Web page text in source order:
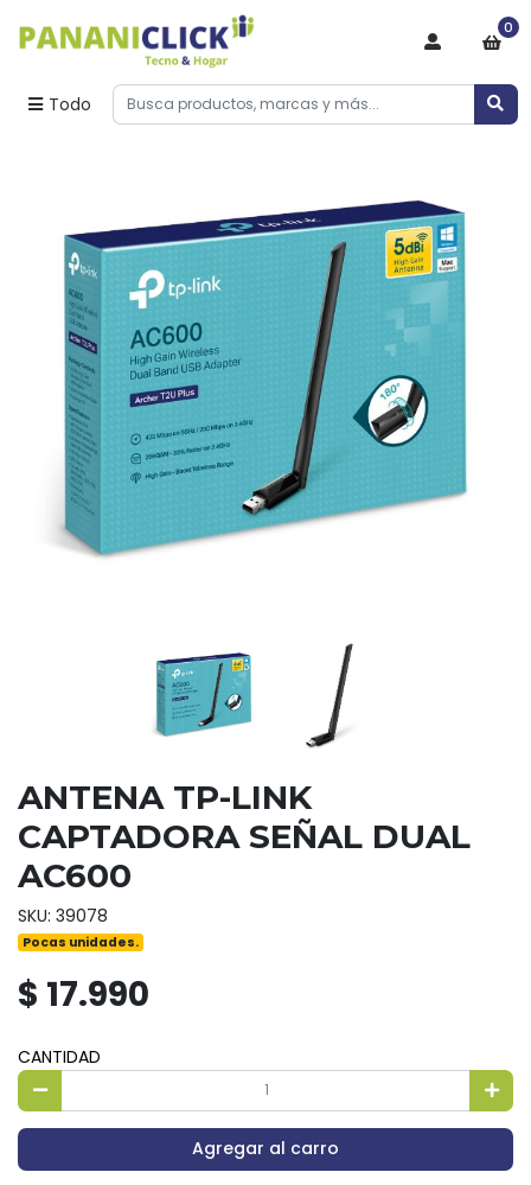
Todo
0
ANTENA TP-LINK
CAPTADORA SEÑAL DUAL
AC600
SKU: 39078
Pocas unidades.
$ 17.990
CANTIDAD
Agregar al carro